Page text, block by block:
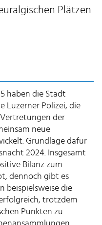
Plätzen
haben die Stadt
Luzerner Polizei, die
der
neue
Grundlage dafür
2024. Insgesamt
Bilanz zum
dennoch gibt es
beispielsweise die
trotzdem
Punkten zu